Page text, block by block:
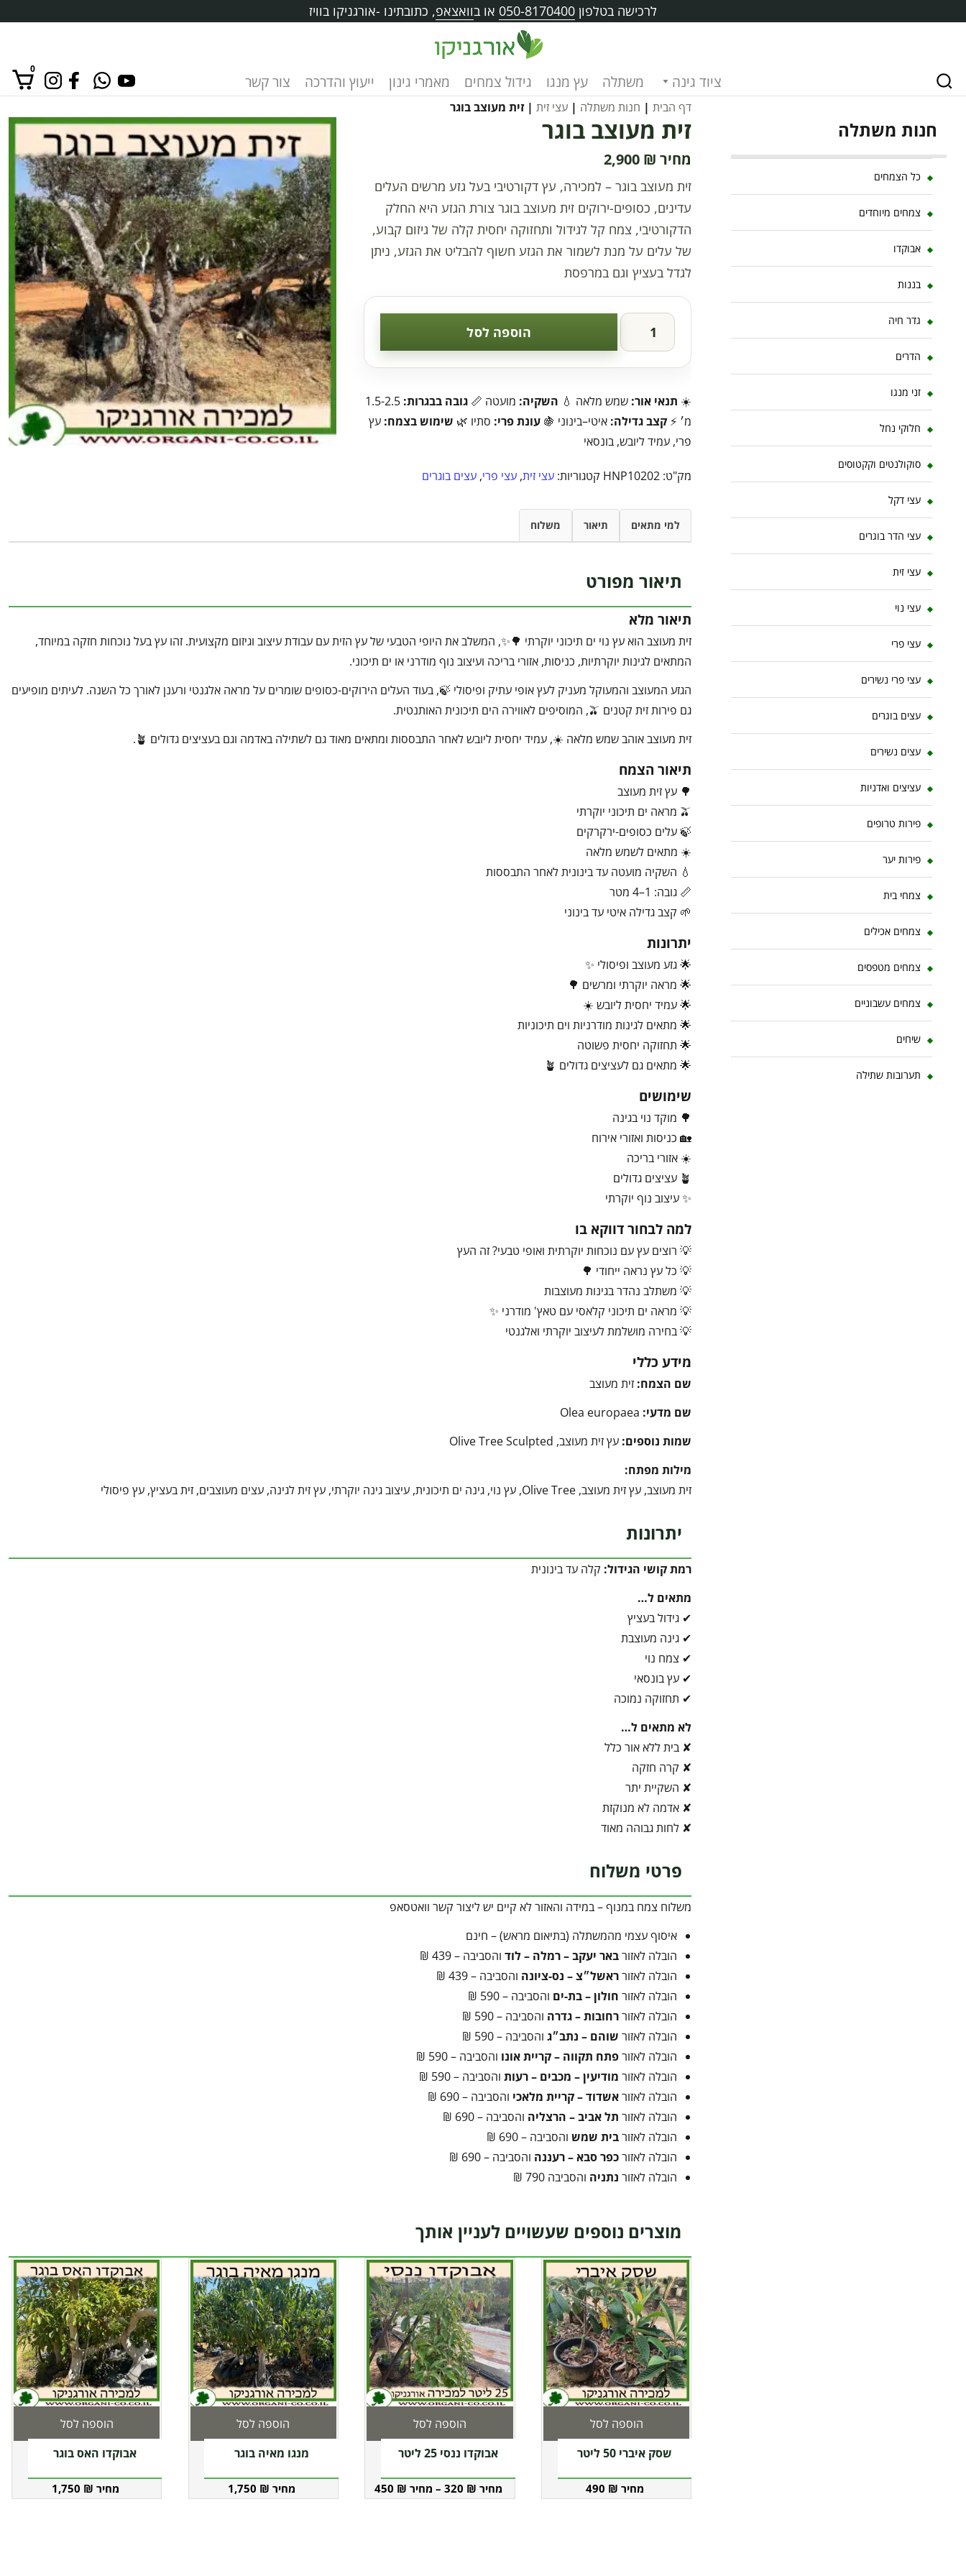
לרכישה בטלפון 050-8170400 או בוואצאפ, כתובתינו -אורגניקו בוויז
ציוד גינה משתלה עץ מנגו גידול צמחים מאמרי גינון ייעוץ והדרכה צור קשר
0
אין מוצרים בסל הקניות.
דף הבית| חנות משתלה | עצי זית| זית מעוצב בוגר
זית מעוצב בוגר
2,900 ₪
זית מעוצב בוגר – למכירה, עץ דקורטיבי בעל גזע מרשים העלים
עדינים, כסופים-ירוקים זית מעוצב בוגר צורת הגזע היא החלק
הדקורטיבי, צמח קל לגידול ותחזוקה יחסית קלה של גיזום קבוע,
של עלים על מנת לשמור את הגזע חשוף להבליט את הגזע, ניתן
לגדל בעציץ וגם במרפסת
כמות
של
זית
מעוצב
הוספה לסל
☀️ תנאי אור: שמש מלאה 💧 השקיה: מועטה 📏 גובה בבגרות: 1.5-2.5
מ׳ ⚡ קצב גדילה: איטי–בינוני 🍇 עונת פרי: סתיו 🌿 שימוש בצמח: עץ
פרי, עמיד ליובש, בונסאי
מק"ט: HNP10202 קטגוריות: עצי זית, עצי פרי, עצים בוגרים
למי מתאים תיאור משלוח
תיאור מפורט
תיאור מלא
זית מעוצב הוא עץ נוי ים תיכוני יוקרתי 🌳✨, המשלב את היופי הטבעי של עץ הזית עם עבודת עיצוב וגיזום מקצועית. זהו עץ בעל נוכחות חזקה במיוחד,
המתאים לגינות יוקרתיות, כניסות, אזורי בריכה ועיצוב נוף מודרני או ים תיכוני.
הגזע המעוצב והמעוקל מעניק לעץ אופי עתיק ופיסולי 🍃, בעוד העלים הירוקים-כסופים שומרים על מראה אלגנטי ורענן לאורך כל השנה. לעיתים מופיעים
גם פירות זית קטנים 🫒, המוסיפים לאווירה הים תיכונית האותנטית.
זית מעוצב אוהב שמש מלאה ☀️, עמיד יחסית ליובש לאחר התבססות ומתאים מאוד גם לשתילה באדמה וגם בעציצים גדולים 🪴.
תיאור הצמח
🌳 עץ זית מעוצב
🫒 מראה ים תיכוני יוקרתי
🍃 עלים כסופים-ירקרקים
☀️ מתאים לשמש מלאה
💧 השקיה מועטה עד בינונית לאחר התבססות
📏 גובה: 1–4 מטר
🌱 קצב גדילה איטי עד בינוני
יתרונות
🌟 גזע מעוצב ופיסולי ✨
🌟 מראה יוקרתי ומרשים 🌳
🌟 עמיד יחסית ליובש ☀️
🌟 מתאים לגינות מודרניות וים תיכוניות
🌟 תחזוקה יחסית פשוטה
🌟 מתאים גם לעציצים גדולים 🪴
שימושים
🌳 מוקד נוי בגינה
🏡 כניסות ואזורי אירוח
☀️ אזורי בריכה
🪴 עציצים גדולים
✨ עיצוב נוף יוקרתי
למה לבחור דווקא בו
💡 רוצים עץ עם נוכחות יוקרתית ואופי טבעי? זה העץ
💡 כל עץ נראה ייחודי 🌳
💡 משתלב נהדר בגינות מעוצבות
💡 מראה ים תיכוני קלאסי עם טאץ' מודרני ✨
💡 בחירה מושלמת לעיצוב יוקרתי ואלגנטי
מידע כללי
שם הצמח: זית מעוצב
שם מדעי:
שמות נוספים: עץ זית מעוצב, Olive Tree Sculpted
מילות מפתח:
זית מעוצב, עץ זית מעוצב, Olive Tree, עץ נוי, גינה ים תיכונית, עיצוב גינה יוקרתי, עץ זית לגינה, עצים מעוצבים, זית בעציץ, עץ פיסולי
יתרונות
רמת קושי הגידול: קלה עד בינונית
מתאים ל…
✔ גידול בעציץ
✔ גינה מעוצבת
✔ צמח נוי
✔ עץ בונסאי
✔ תחזוקה נמוכה
לא מתאים ל…
✘ בית ללא אור כלל
✘ קרה חזקה
✘ השקיית יתר
✘ אדמה לא מנוקזת
✘ לחות גבוהה מאוד
פרטי משלוח
משלוח צמח במנוף – במידה והאזור לא קיים יש ליצור קשר וואטסאפ
איסוף עצמי מהמשתלה (בתיאום מראש) – חינם
הובלה לאזורבאר יעקב – רמלה – לוד והסביבה – 439 ₪
הובלה לאזורראשל״צ – נס-ציונה והסביבה – 439 ₪
הובלה לאזור חולון – בת-ים והסביבה – 590 ₪
הובלה לאזוררחובות – גדרה והסביבה – 590 ₪
הובלה לאזור שוהם – נתב״גוהסביבה – 590 ₪
הובלה לאזורפתח תקווה – קריית אונו והסביבה – 590 ₪
הובלה לאזור מודיעין – מכבים – רעותוהסביבה – 590 ₪
הובלה לאזוראשדוד – קריית מלאכי והסביבה – 690 ₪
הובלה לאזור תל אביב – הרצליה והסביבה – 690 ₪
הובלה לאזורבית שמשוהסביבה – 690 ₪
הובלה לאזורכפר סבא – רעננה והסביבה – 690 ₪
הובלה לאזור נתניה והסביבה 790 ₪
מוצרים נוספים שעשויים לעניין אותך
שסק איברי 50 ליטר
490 ₪
הוספה לסל
אבוקדו ננסי 25 ליטר
320 ₪
–
450 ₪
הוספה לסל
מנגו מאיה בוגר
1,750 ₪
הוספה לסל
אבוקדו האס בוגר
1,750 ₪
הוספה לסל
חנות משתלה
כל הצמחים
צמחים מיוחדים
אבוקדו
בננות
גדר חיה
הדרים
זני מנגו
חלוקי נחל
סוקולנטים וקקטוסים
עצי דקל
עצי הדר בוגרים
עצי זית
עצי נוי
עצי פרי
עצי פרי נשירים
עצים בוגרים
עצים נשירים
עציצים ואדניות
פירות טרופים
פירות יער
צמחי בית
צמחים אכילים
צמחים מטפסים
צמחים עשבוניים
שיחים
תערובות שתילה